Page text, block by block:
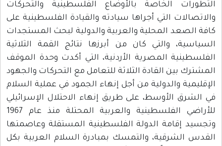
التطورات الخاصة بالأوضاع الفلسطينية والتحركات
والاتصالات التي أجراها سيادته والقيادة الفلسطينية على
كافة الصعد المحلية والعربية والدولية لبحث المستجدات
السياسية، والتي كان من أبرزها نتائج القمة الثلاثية
الفلسطينية المصرية الأردنية، التي أكدت وحدة الموقف
المشترك بين القادة الثلاثة للتعامل مع التحركات والجهود
الإقليمية والدولية من أجل إنهاء الجمود في عملية السلام
في الشرق الأوسط، على طريق إنهاء الاحتلال الإسرائيلي
للأراضي الفلسطينية والعربية المحتلة منذ عام 1967
وتجسيد إقامة الدولة الفلسطينية المستقلة وعاصمتها
القدس الشرقية، والتمسك بمبادرة السلام العربية بكل